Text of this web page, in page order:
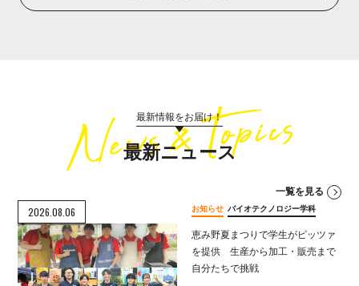
最新情報をお届け！
最新ニュース
一覧を見る
2026.08.06
恵み野夏まつりで学生がピッツァ
を提供 生産から加工・販売まで
自分たちで挑戦
お知らせ バイオテクノロジー学科